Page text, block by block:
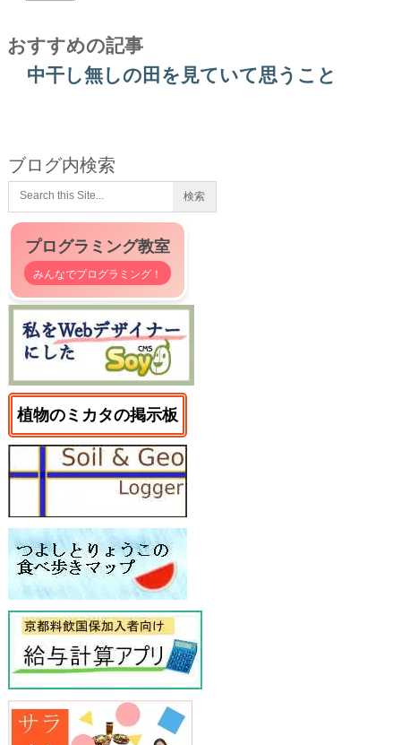
おすすめの記事
中干し無しの田を見ていて思うこと
ブログ内検索
プログラミング教室
みんなでプログラミング！
植物のミカタの掲示板